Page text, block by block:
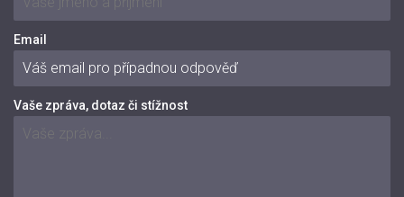
Email
Vaše zpráva, dotaz či stížnost